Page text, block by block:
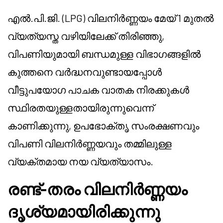
എൽ.പി.ജി. (LPG) വിലനിർണ്ണയം മേയ് 1 മുതൽ
വ്യത്യസ്ത വഴിയിലേക്ക് തിരിഞ്ഞു,
വിപണിയുമായി ബന്ധമുള്ള വിഭാഗങ്ങളിൽ
കുത്തനെ വർദ്ധനവുണ്ടായപ്പോൾ
വീട്ടുപയോഗ പാചക വാതക നിരക്കുകൾ
സ്ഥിരതയുള്ളതായിരുന്നുവെന്ന്
കാണിക്കുന്നു, ഉപഭോക്തൃ സംരക്ഷണവും
വിപണി വിലനിർണ്ണയവും തമ്മിലുള്ള
വ്യക്തമായ നയ വ്യത്യാസം.
രണ്ട്-തരം വിലനിർണ്ണയം
ദൃശ്യമായിരിക്കുന്നു